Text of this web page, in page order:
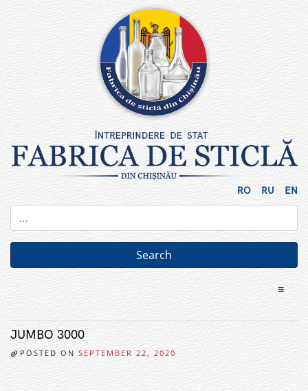
RO RU EN
≡
JUMBO 3000
POSTED ON SEPTEMBER 22, 2020